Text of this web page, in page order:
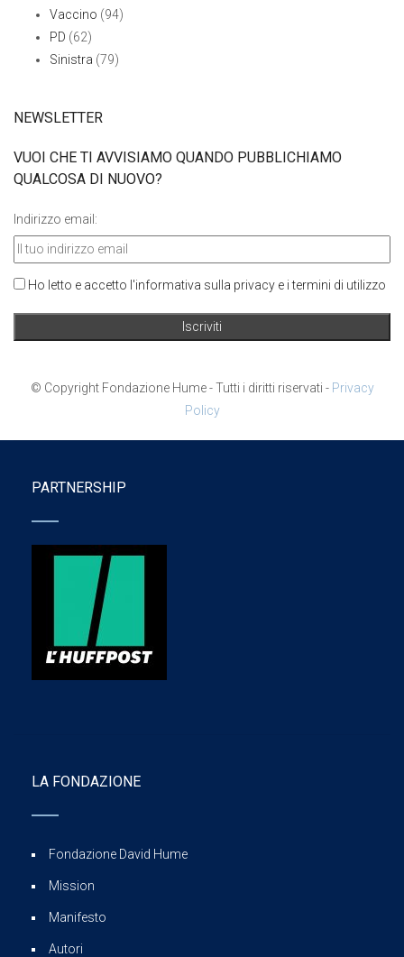
Vaccino (94)
PD (62)
Sinistra (79)
NEWSLETTER
VUOI CHE TI AVVISIAMO QUANDO PUBBLICHIAMO
QUALCOSA DI NUOVO?
Indirizzo email:
Ho letto e accetto l'informativa sulla privacy e i termini di utilizzo
© Copyright Fondazione Hume - Tutti i diritti riservati - Privacy
Policy
PARTNERSHIP
LA FONDAZIONE
Fondazione David Hume
Mission
Manifesto
Autori